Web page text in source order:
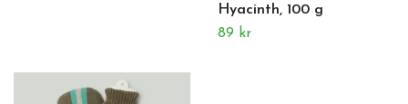
Hyacinth, 100 g
89 kr